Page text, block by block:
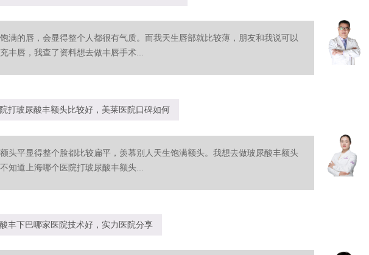
满的唇，会显得整个人都很有气质。而我天生唇部就比较薄，朋友和我说可以
丰唇，我查了资料想去做丰唇手术...
打玻尿酸丰额头比较好，美莱医院口碑如何
头平显得整个脸都比较扁平，羡慕别人天生饱满额头。我想去做玻尿酸丰额头
知道上海哪个医院打玻尿酸丰额头...
丰下巴哪家医院技术好，实力医院分享